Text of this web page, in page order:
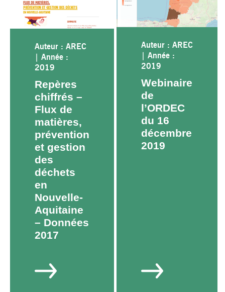
Auteur : AREC
Année :
2019
Repères
chiffrés –
Flux de
matières,
prévention
et gestion
des
déchets
en
Nouvelle-
Aquitaine
– Données
2017
Auteur : AREC
Année :
2019
Webinaire
de
l’ORDEC
du 16
décembre
2019